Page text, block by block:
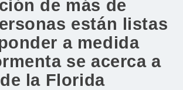
de más de
están listas
a medida
se acerca a
la Florida